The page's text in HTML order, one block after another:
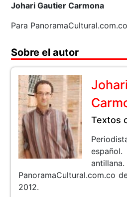
Johari Gautier Carmona
Para PanoramaCultural.com.co
Sobre el autor
Textos
PanoramaCultural.com.co
2012.